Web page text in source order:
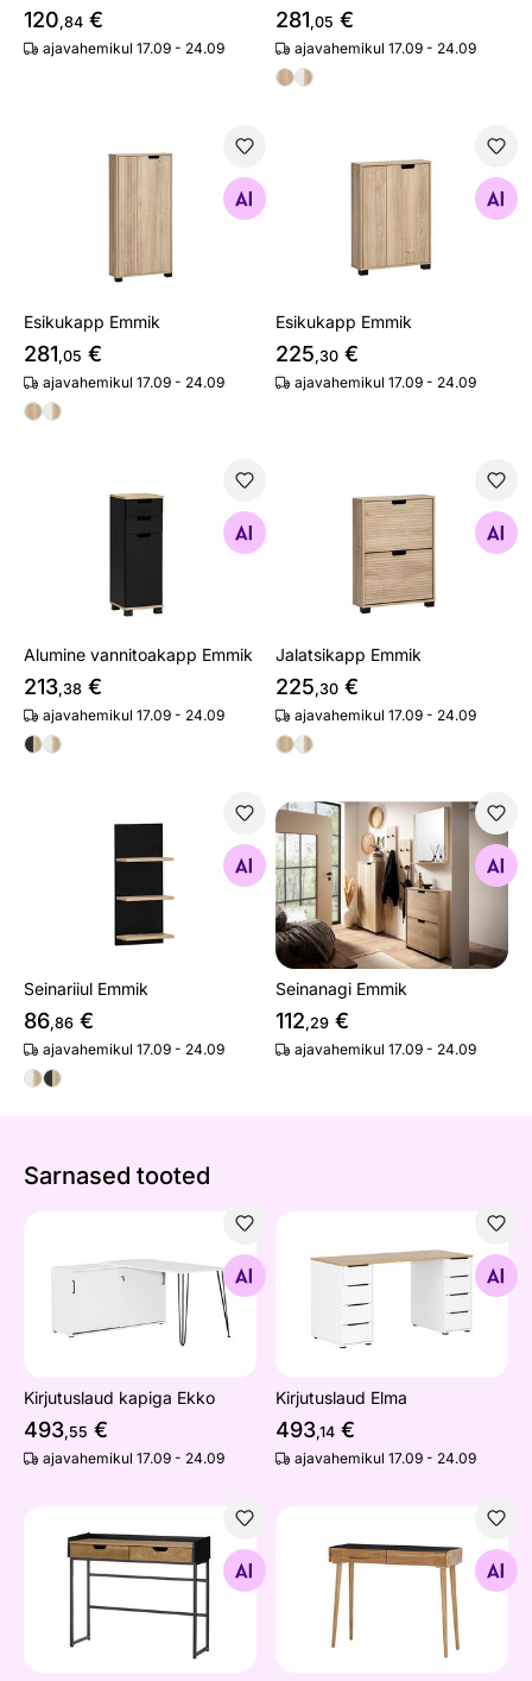
120,84 €
ajavahemikul 17.09 - 24.09
281,05 €
ajavahemikul 17.09 - 24.09
Esikukapp Emmik
Otsi sarnaseid
Esikukapp Emmik
281,05 €
ajavahemikul 17.09 - 24.09
Esikukapp Emmik
Esikukapp Emmik
225,30 €
ajavahemikul 17.09 - 24.09
Alumine vannitoakapp Emmik
Otsi sarnaseid
Alumine vannitoakapp Emmik
213,38 €
ajavahemikul 17.09 - 24.09
Jalatsikapp Emmik
Otsi sarnaseid
Jalatsikapp Emmik
225,30 €
ajavahemikul 17.09 - 24.09
Otsi sarnaseid
Seinariiul Emmik
86,86 €
ajavahemikul 17.09 - 24.09
Seinanagi Emmik
Otsi sarnaseid
Seinanagi Emmik
112,29 €
ajavahemikul 17.09 - 24.09
Sarnased tooted
Otsi sarnaseid
Kirjutuslaud kapiga Ekko
493,55 €
ajavahemikul 17.09 - 24.09
Kirjutuslaud Elma
Otsi sarnaseid
Kirjutuslaud Elma
493,14 €
ajavahemikul 17.09 - 24.09
Kirjutuslaud Calama
Otsi sarnaseid
Kirjutuslaud Nata
Otsi sarnaseid